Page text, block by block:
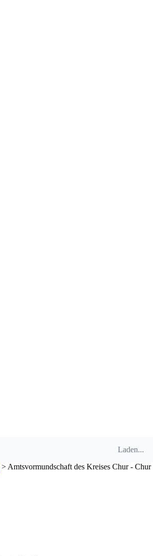
Laden...
> Amtsvormundschaft des Kreises Chur - Chur